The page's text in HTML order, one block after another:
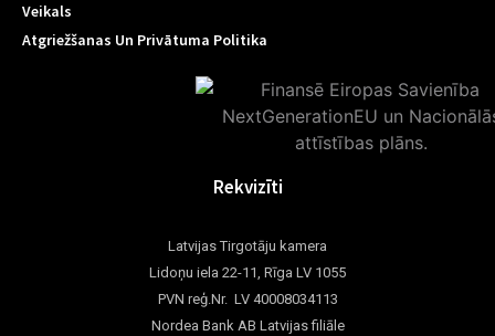
Veikals
Atgriežšanas Un Privātuma Politika
Rekvizīti
Latvijas Tirgotāju kamera
Lidoņu iela 22-11, Rīga LV 1055
PVN reģ.Nr. LV 40008034113
Nordea Bank AB Latvijas filiāle